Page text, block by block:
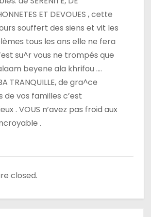
ET DEVOUES , cette
souffert des siens et vit les
tous les ans elle ne fera
su^r vous ne trompés que
beyene ala khrifou ….
TRANQUILLE, de gra^ce
de vos familles c’est
. VOUS n’avez pas froid aux
.
closed.